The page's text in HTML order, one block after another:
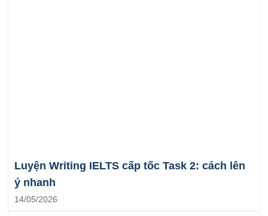
Luyện Writing IELTS cấp tốc Task 2: cách lên
ý nhanh
14/05/2026